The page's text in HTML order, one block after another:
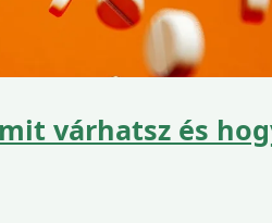
várhatsz és